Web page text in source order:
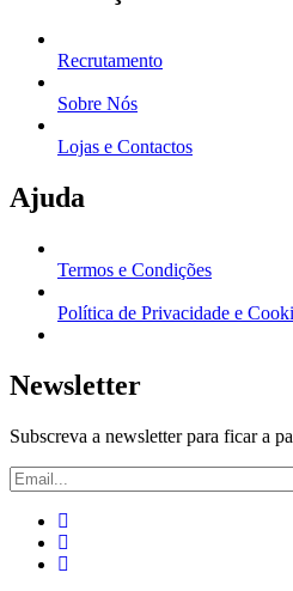
Recrutamento
Sobre Nós
Lojas e Contactos
Ajuda
Termos e Condições
Política de Privacidade e
Newsletter
Subscreva a newsletter para ficar a